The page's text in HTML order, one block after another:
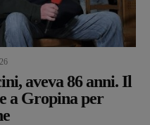
aveva 86 anni. Il
a Gropina per